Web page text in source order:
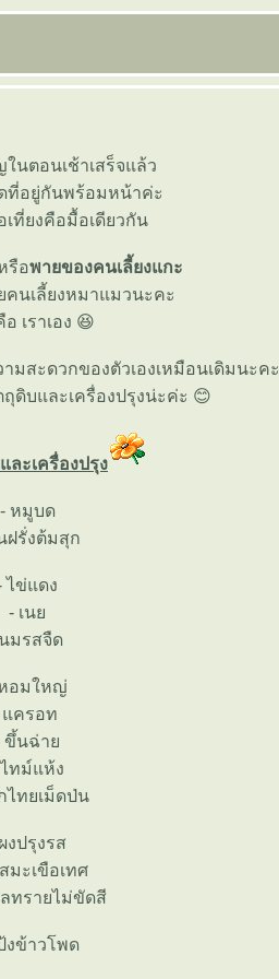
นตอนเช้าเสร็จแล้ว
ที่อยู่กันพร้อมหน้าค่ะ
เที่ยงคือมื้อเดียวกัน
รือพายของคนเลี้ยงแกะ
นเลี้ยงหมาแมวนะคะ
เราเอง 😆
มสะดวกของตัวเองเหมือนเดิมนะคะ
ดิบและเครื่องปรุงน่ะค่ะ 😊
ละเครื่องปรุง
- หมูบด
ฝรั่งต้มสุก
ไข่แดง
- เน
มรสจืด
อมใหญ่
แครอท
ขึ้นฉ่า
ทม์แห้ง
ไทยเม็ดป่น
งปรุงรส
มะเขือเทศ
ทรายไม่ขัดสี
งข้าวโพด